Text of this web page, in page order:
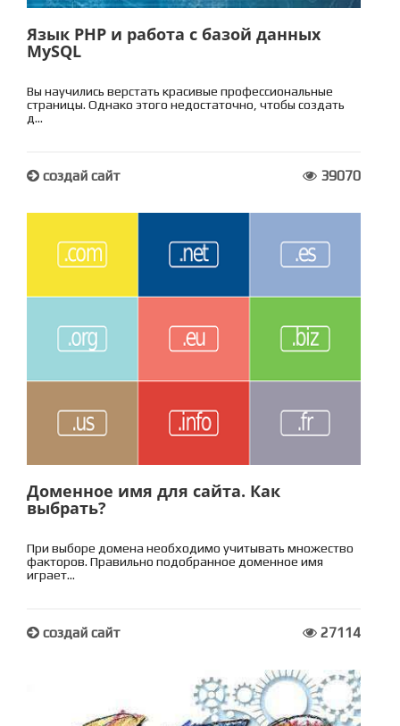
Язык PHP и работа с базой данных
MySQL
Вы научились верстать красивые профессиональные
страницы. Однако этого недостаточно, чтобы создать
д...
создай сайт 39070
Доменное имя для сайта. Как
выбрать?
При выборе домена необходимо учитывать множество
факторов. Правильно подобранное доменное имя
играет...
создай сайт 27114